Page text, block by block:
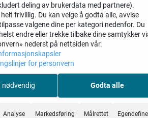
tradisjonell tilberedning av matcha-
en kremet og luftig konsistens. Ta
den tradisjonelle måten å
og smaken, og vil derfor ha
deling av brukerdata med partnere).
frivillig. Du kan velge å godta alle, avvise
valgene dine per kategori nedenfor. Du
endre eller trekke tilbake dine samtykker
nederst på nettsiden vår.
for personvern
nødvendig Godta alle
Analyse Markedsføring Målrettet